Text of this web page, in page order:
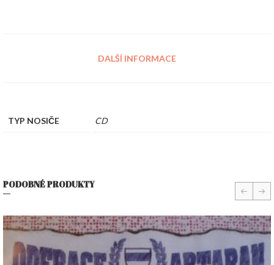
DALŠÍ INFORMACE
TYP NOSIČE CD
PODOBNÉ PRODUKTY prev